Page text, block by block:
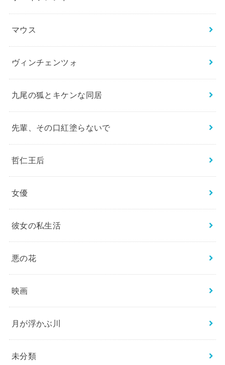
マウス
ヴィンチェンツォ
九尾の狐とキケンな同居
先輩、その口紅塗らないで
哲仁王后
女優
彼女の私生活
悪の花
映画
月が浮かぶ川
未分類